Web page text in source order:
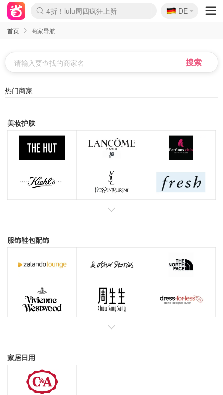
Boticinal 夏促开抢！
4折！lulu周四疯狂上新
还没结束！&OtherStories大促
Joybuy变相75折 随时失效
速领！Stanley独家85折
疑似霸哥！Camper额外叠85折
Zalando 奥莱闪促！每日更新
Moncler反季囤！5折起+叠9折
Coach Brooklyn仅€192
🇩🇪
DE
首页 商家导航
热门商家
美妆护肤
服饰鞋包配饰
家居日用